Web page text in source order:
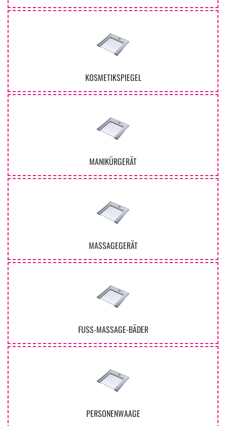
KOSMETIKSPIEGEL
MANIKÜRGERÄT
MASSAGEGERÄT
FUSS-MASSAGE-BÄDER
PERSONENWAAGE